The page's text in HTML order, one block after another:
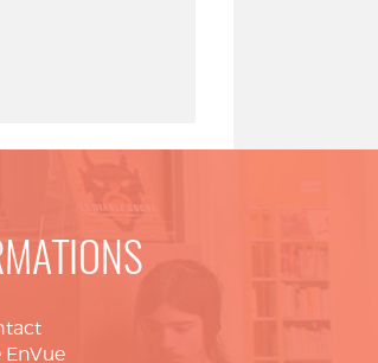
EnVue